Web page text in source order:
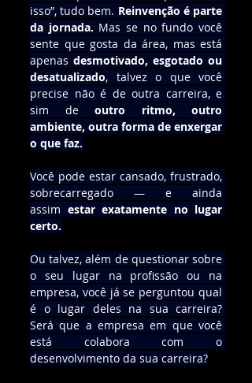
isso”, tudo bem. Reinvenção é parte
da jornada. Mas se no fundo você
sente que gosta da área, mas está
apenas desmotivado, esgotado ou
desatualizado, talvez o que você
precise não é de outra carreira, e
sim de outro ritmo, outro
ambiente, outra forma de enxergar
o que faz.
Você pode estar cansado, frustrado,
sobrecarregado — e ainda
assim estar exatamente no lugar
certo.
Ou talvez, além de questionar sobre
o seu lugar na profissão ou na
empresa, você já se perguntou qual
é o lugar deles na sua carreira?
Será que a empresa em que você
está colabora com o
desenvolvimento da sua carreira?